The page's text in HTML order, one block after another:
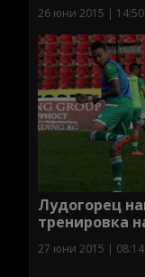
26 юни 2015 | 14:50
Лудогорец
тренировка
27 юни 2015 | 08:14